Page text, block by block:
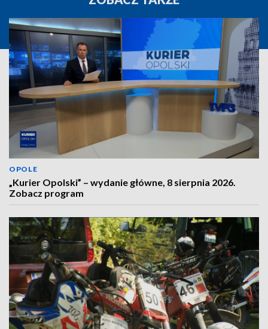
OPOLE
„Kurier Opolski” – wydanie główne, 8 sierpnia 2026.
Zobacz program